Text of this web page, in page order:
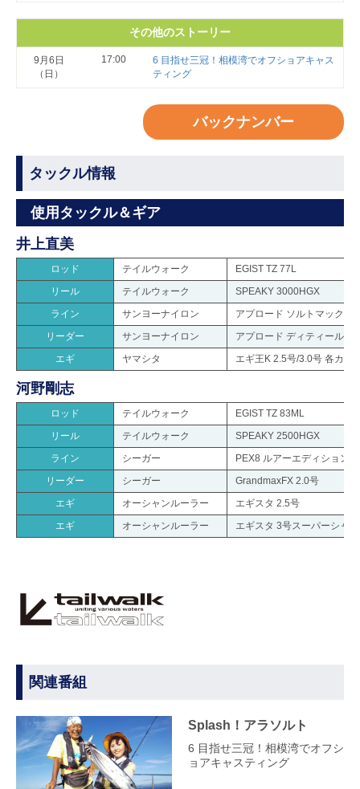
その他のストーリー
9月6日
（日）
17:00
6 目指せ三冠！相模湾でオフショアキャス
ティング
バックナンバー
タックル情報
使用タックル＆ギア
井上直美
ロッド テイルウォーク
EGIST TZ 77L
リール
テイルウォーク
SPEAKY 3000HGX
ライン
サンヨーナイロン
アプロード ソルトマックス
リーダー
サンヨーナイロン
アプロード ディティール
エギ
ヤマシタ エギ王K 2.5号/3.0号 各カラ
河野剛志
ロッド テイルウォーク
EGIST TZ 83ML
リール
テイルウォーク
SPEAKY 2500HGX
ライン
シーガー
PEX8 ルアーエディション
リーダー
シーガー
GrandmaxFX 2.0号
エギ
オーシャンルーラー
エギスタ 2.5号
エギ
オーシャンルーラー エギスタ 3号スーパーシャ
関連番組
Splash！アラソルト
6 目指せ三冠！相模湾でオフシ
ョアキャスティング